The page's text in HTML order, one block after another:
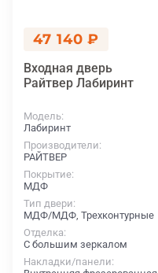
47 140 ₽
Входная дверь
Райтвер Лабиринт
Модель
Лабиринт
Производители
РАЙТВЕР
Покрытие
МДФ
Тип двери
МДФ/МДФ, Трехконтурные
Отделка
С большим зеркалом
Накладки/панели